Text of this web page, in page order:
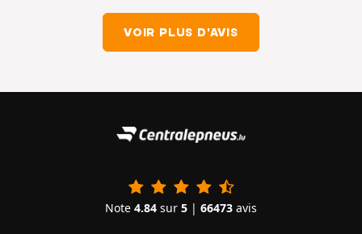
VOIR PLUS D'AVIS
Note 4.84 sur 5 | 66473 avis